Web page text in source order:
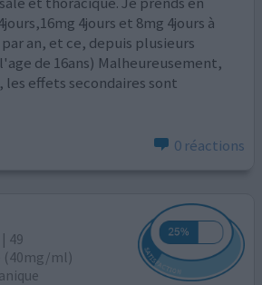
4jours et 8mg 4jours à
par an, et ce, depuis plusieurs
de 16ans) Malheureusement,
les effets secondaires sont
0 réactions
49
(40mg/ml)